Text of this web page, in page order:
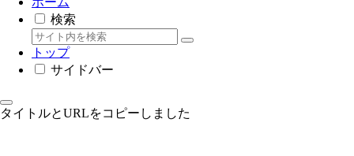
検索
トップ
サイドバー
タイトルとURLをコピーしました